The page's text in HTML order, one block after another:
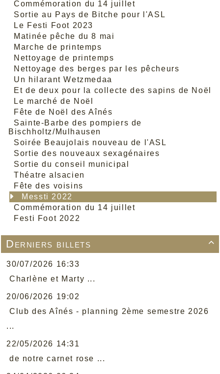
Commémoration du 14 juillet
Sortie au Pays de Bitche pour l'ASL
Le Festi Foot 2023
Matinée pêche du 8 mai
Marche de printemps
Nettoyage de printemps
Nettoyage des berges par les pêcheurs
Un hilarant Wetzmedaa
Et de deux pour la collecte des sapins de Noël
Le marché de Noël
Fête de Noël des Aînés
Sainte-Barbe des pompiers de
Bischholtz/Mulhausen
Soirée Beaujolais nouveau de l'ASL
Sortie des nouveaux sexagénaires
Sortie du conseil municipal
Théatre alsacien
Fête des voisins
Messti 2022
Commémoration du 14 juillet
Festi Foot 2022

Derniers billets
30/07/2026 16:33
Charlène et Marty ...
20/06/2026 19:02
Club des Aînés - planning 2ème semestre 2026
...
22/05/2026 14:31
de notre carnet rose ...